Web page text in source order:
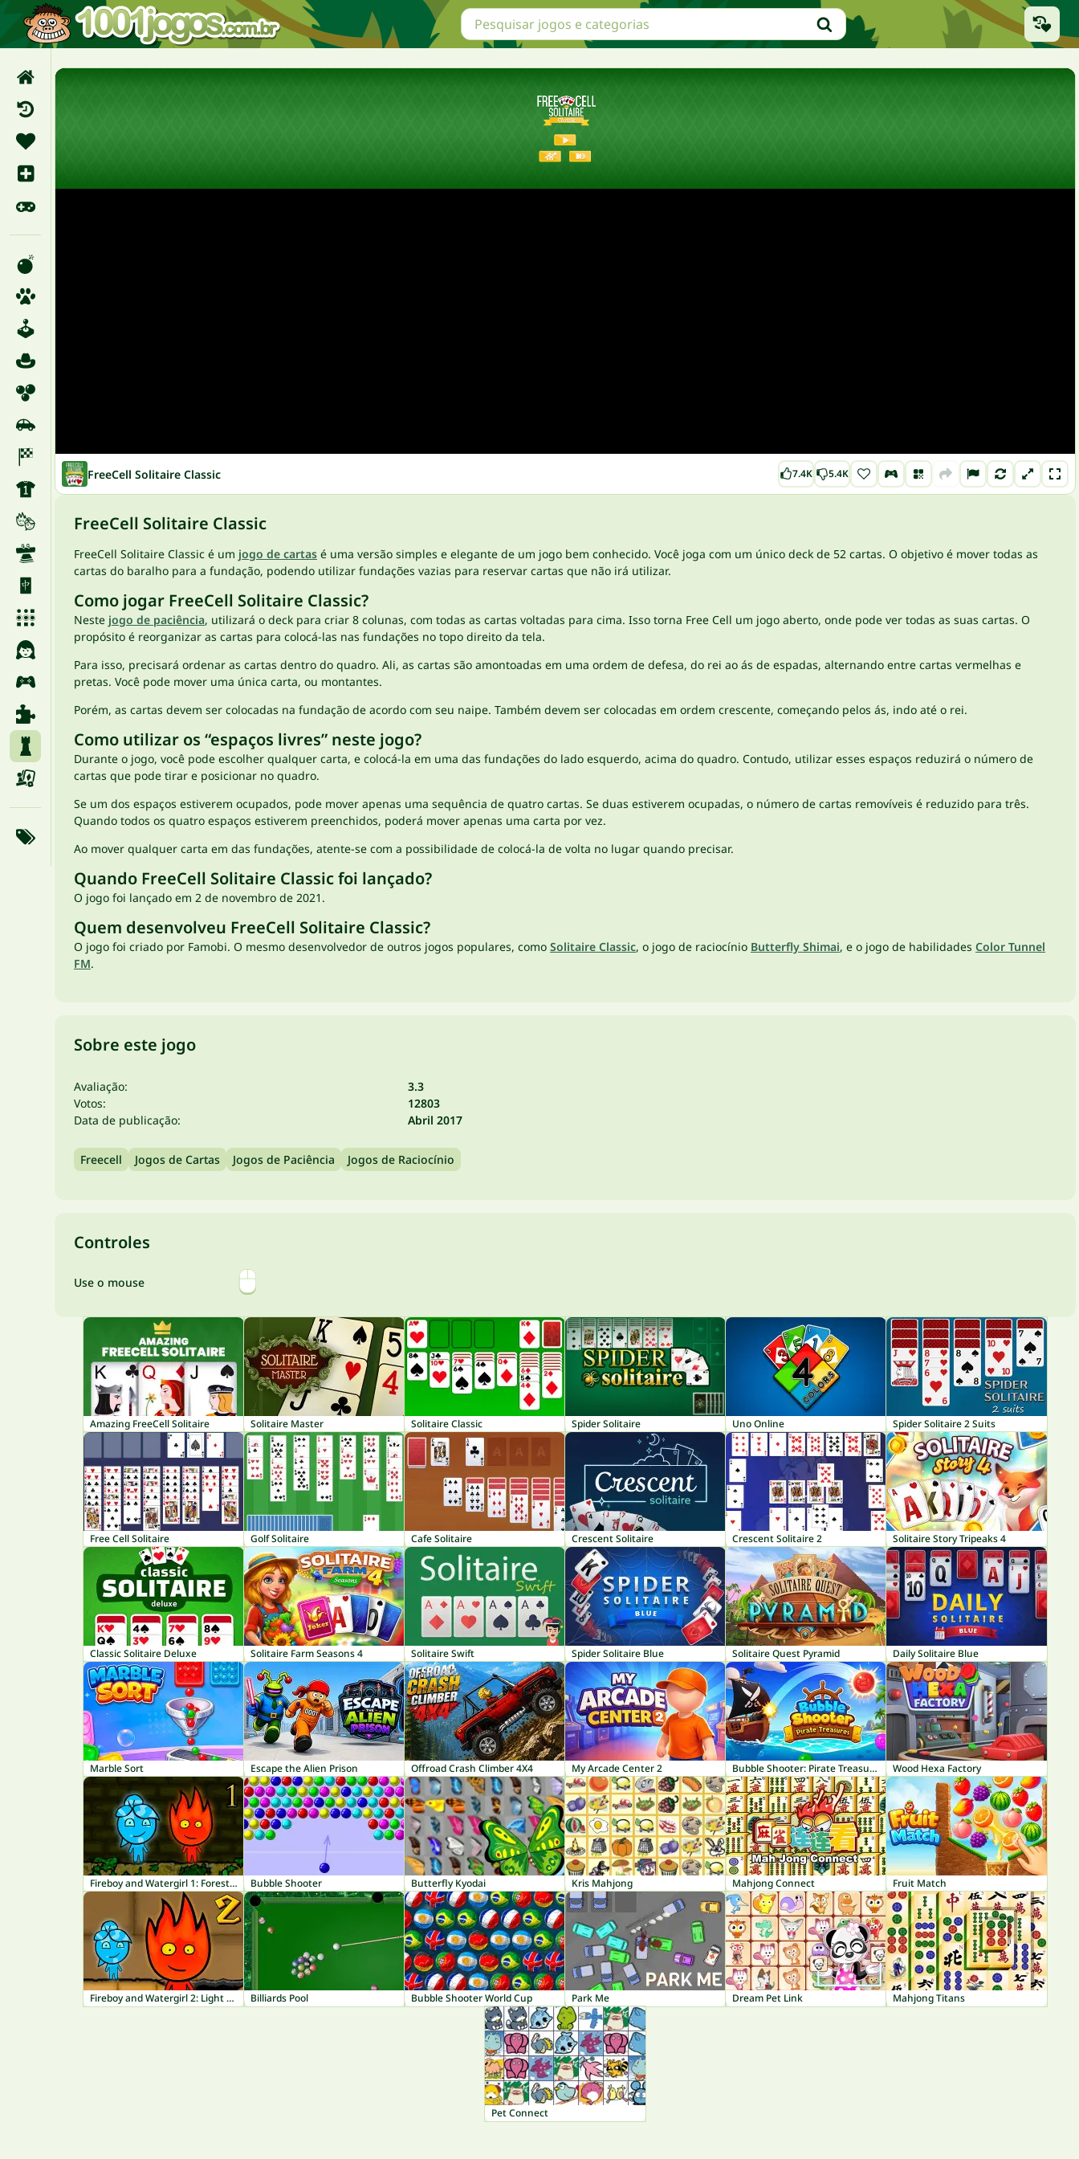
FreeCell Solitaire Classic 7.4K 5.4K
FreeCell Solitaire Classic
FreeCell Solitaire Classic é um jogo de cartas é uma versão simples e elegante de um jogo bem conhecido. Você joga com um único deck de 52 cartas. O objetivo é mover todas as
cartas do baralho para a fundação, podendo utilizar fundações vazias para reservar cartas que não irá utilizar.
Como jogar FreeCell Solitaire Classic?
Neste jogo de paciência, utilizará o deck para criar 8 colunas, com todas as cartas voltadas para cima. Isso torna Free Cell um jogo aberto, onde pode ver todas as suas cartas. O
propósito é reorganizar as cartas para colocá-las nas fundações no topo direito da tela.
Para isso, precisará ordenar as cartas dentro do quadro. Ali, as cartas são amontoadas em uma ordem de defesa, do rei ao ás de espadas, alternando entre cartas vermelhas e
pretas. Você pode mover uma única carta, ou montantes.
Porém, as cartas devem ser colocadas na fundação de acordo com seu naipe. Também devem ser colocadas em ordem crescente, começando pelos ás, indo até o rei.
Como utilizar os “espaços livres” neste jogo?
Durante o jogo, você pode escolher qualquer carta, e colocá-la em uma das fundações do lado esquerdo, acima do quadro. Contudo, utilizar esses espaços reduzirá o número de
cartas que pode tirar e posicionar no quadro.
Se um dos espaços estiverem ocupados, pode mover apenas uma sequência de quatro cartas. Se duas estiverem ocupadas, o número de cartas removíveis é reduzido para três.
Quando todos os quatro espaços estiverem preenchidos, poderá mover apenas uma carta por vez.
Ao mover qualquer carta em das fundações, atente-se com a possibilidade de colocá-la de volta no lugar quando precisar.
Quando FreeCell Solitaire Classic foi lançado?
O jogo foi lançado em 2 de novembro de 2021.
Quem desenvolveu FreeCell Solitaire Classic?
O jogo foi criado por Famobi. O mesmo desenvolvedor de outros jogos populares, como Solitaire Classic, o jogo de raciocínio Butterfly Shimai, e o jogo de habilidades Color Tunnel
FM.
Sobre este jogo
Avaliação:
3.3
Votos:
12803
Data de publicação:
Abril 2017
Freecell Jogos de Cartas Jogos de Paciência Jogos de Raciocínio
Controles
Use o mouse
Amazing FreeCell Solitaire Solitaire Master Solitaire Classic Spider Solitaire Uno Online Spider Solitaire 2 Suits
Free Cell Solitaire Golf Solitaire Cafe Solitaire Crescent Solitaire Crescent Solitaire 2 Solitaire Story Tripeaks 4
Classic Solitaire Deluxe Solitaire Farm Seasons 4 Solitaire Swift Spider Solitaire Blue Solitaire Quest Pyramid Daily Solitaire Blue
Marble Sort Escape the Alien Prison Offroad Crash Climber 4X4 My Arcade Center 2 Bubble Shooter: Pirate Treasures Wood Hexa Factory
Fireboy and Watergirl 1: Forest Temple Bubble Shooter Butterfly Kyodai Kris Mahjong Mahjong Connect Fruit Match
Fireboy and Watergirl 2: Light Temple Billiards Pool Bubble Shooter World Cup Park Me Dream Pet Link Mahjong Titans
Pet Connect